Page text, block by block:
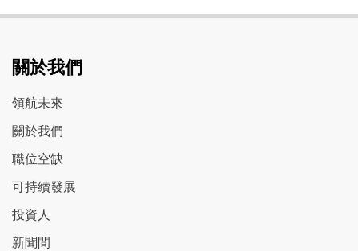
關於我們
領航未來
關於我們
職位空缺
可持續發展
投資人
新聞間